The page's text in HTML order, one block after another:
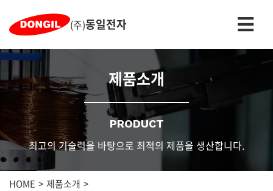
(주)동일전자
제품소개
PRODUCT
최고의 기술력을 바탕으로 최적의 제품을 생산합니다.
HOME 제품소개